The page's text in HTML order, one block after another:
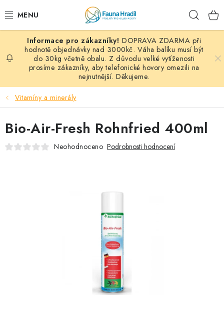
na
PAPOUŠCI A EXOTI
ZRNINY A OBILOVINY
MDM KRMIVA
KONTAKT
DOPRAVA ZDARMA při
hodnotě objednávky nad 3000kč. Váha balíku musí být
do 30kg včetně obalu. Z důvodu velké vytíženosti
prosíme zákazníky, aby telefonické hovory omezili na
nejnutnější. Děkujeme.
Vitamíny a minerály
Bio-Air-Fresh Rohnfried 400ml
Neohodnoceno Podrobnosti hodnocení